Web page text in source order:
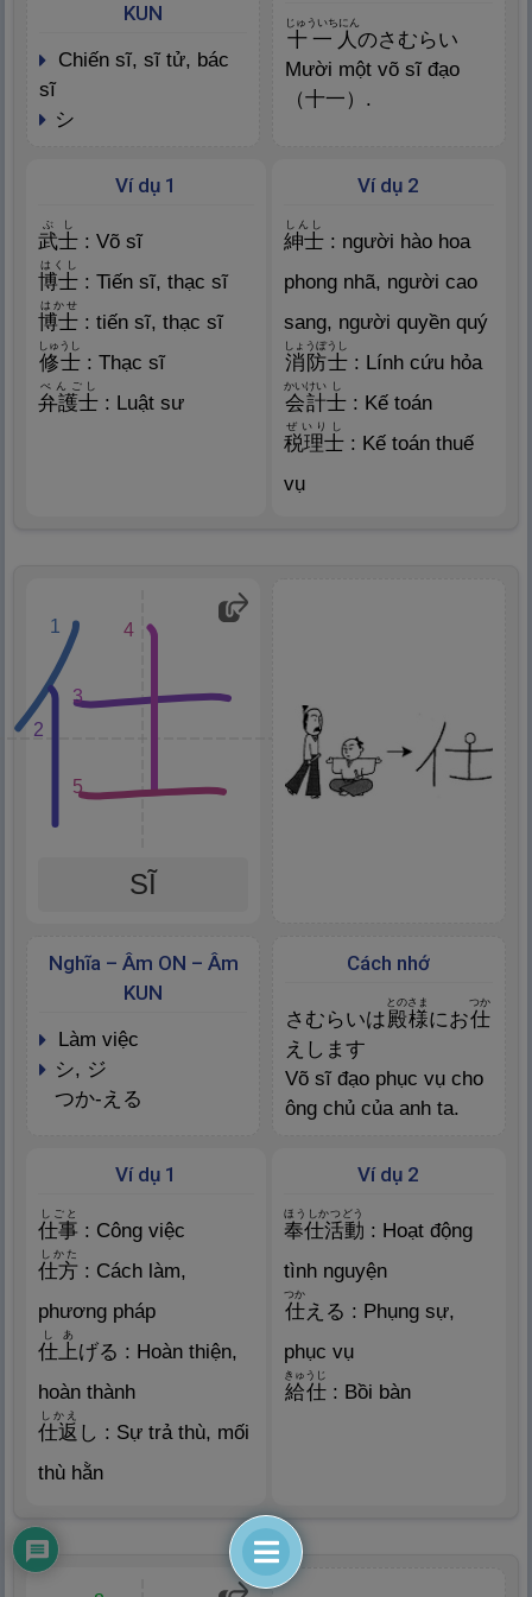
十 一 人
じゅういちにん
のさむらい
Mười một võ sĩ đạo
（十一 ）.
KUN
chiến sĩ, sĩ tử, bác
sĩ
シ
Ví dụ 1
武
khí
士
ぶし
: Võ sĩ
博士
はくし
: Tiến sĩ, thạc sĩ
博士
はかせ
: tiến sĩ, thạc sĩ
修士
しゅうし
: Thạc sĩ
弁護士
べんごし
: Luật sư
Ví dụ 2
紳士
しんし
: người hào hoa
phong nhã, người cao
sang, người quyền quý
消 防士
しょうぼうし
: Lính cứu hỏa
会計
かいけい
士
し
: Kế toán
税理士
ぜいりし
: Kế toán thuế
vụ
1
2
3
5
4
SĨ
Cách nhớ
さむらいは殿様
とのさま
にお仕
つか
えします
Võ sĩ đạo phục vụ cho
ông chủ của anh ta.
Nghĩa – Âm ON – Âm
KUN
làm việc
シ, ジ
つか-える
Ví dụ 1
仕
hành vi
事
しごと
: Công việc
仕
Nghĩa: Việc làm, hành động,
hành vi
方
しかた
: Cách làm,
phương pháp
仕
Nghĩa: Việc làm, hành động,
hành vi
上
Nghĩa: Trên, phía trên, đưa lên,
cưỡi lên
しあ
げる : Hoàn thiện,
hoàn thành
仕
Nghĩa: Việc làm, hành động,
返
Nghĩa: Trả lại, phản hồi
しかえ
し : Sự trả thù, mối
thù hằn
Ví dụ 2
奉仕活動
ほうしかつどう
: Hoạt động
tình nguyện
仕
つか
える : Phụng sự,
phục vụ
給仕
きゅうじ
: Bồi bàn